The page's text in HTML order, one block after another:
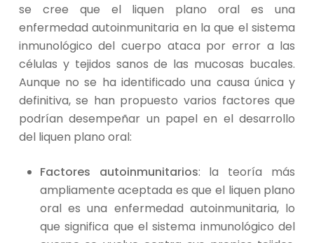
se cree que el liquen plano oral es una
enfermedad autoinmunitaria en la que el sistema
inmunológico del cuerpo ataca por error a las
células y tejidos sanos de las mucosas bucales.
Aunque no se ha identificado una causa única y
definitiva, se han propuesto varios factores que
podrían desempeñar un papel en el desarrollo
del liquen plano oral:
Factores autoinmunitarios: la teoría más
ampliamente aceptada es que el liquen plano
oral es una enfermedad autoinmunitaria, lo
que significa que el sistema inmunológico del